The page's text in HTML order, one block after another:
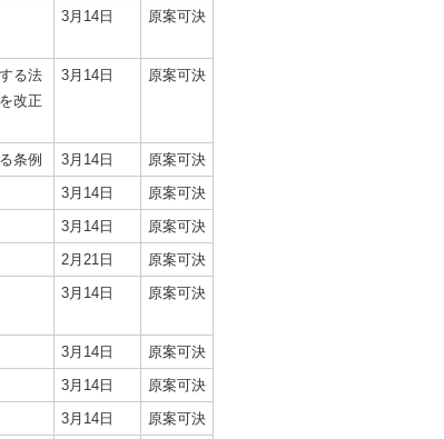
3月14日 原案可決
る法
改正
3月14日 原案可決
条例 3月14日
原案可決
3月14日
原案可決
3月14日
原案可決
2月21日
原案可決
3月14日 原案可決
3月14日
原案可決
3月14日
原案可決
3月14日
原案可決